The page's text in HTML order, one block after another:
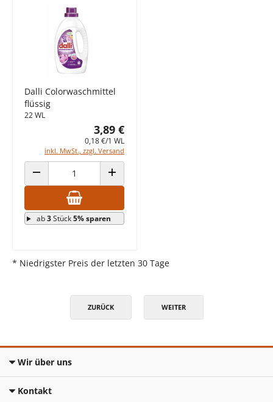
Dalli Colorwaschmittel
flüssig
22 WL
3,89 €
0,18 €/1 WL
inkl. MwSt., zzgl. Versand
ANZAHL VERRINGERN ANZAHL ERHÖHEN
ab3Stück5% sparen
* Niedrigster Preis der letzten 30 Tage
ZURÜCK WEITER
Wir über uns
Kontakt